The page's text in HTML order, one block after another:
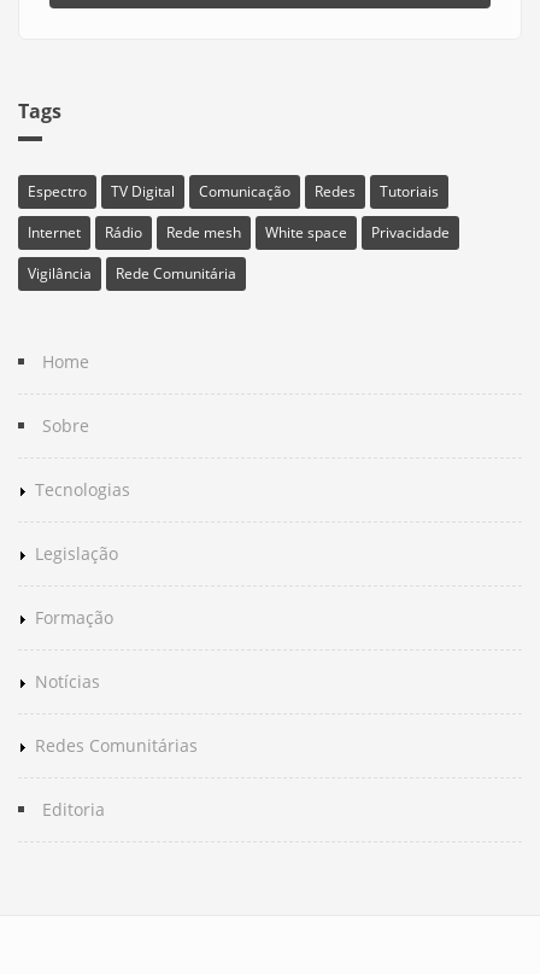
Tags
Espectro TV Digital Comunicação Redes
Tutoriais
Internet
Rádio Rede mesh White space
Privacidade
Vigilância
Rede Comunitária
Home
Sobre
Tecnologias
Legislação
Formação
Notícias
Redes Comunitárias
Editoria